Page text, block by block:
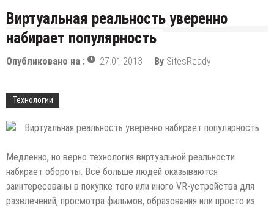
Виртуальная реальность уверенно
набирает популярность
Опубликовано на : 27.01.2013 By SitesReady
Технологии
Медленно, но верно технология виртуальной реальности
набирает обороты. Всё больше людей оказываются
заинтересованы в покупке того или иного VR-устройства для
развлечений, просмотра фильмов, образования или просто из